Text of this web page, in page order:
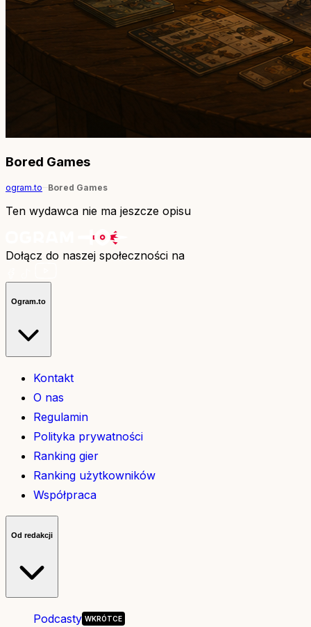
Bored Games
ogram.to Bored Games
Ten wydawca nie ma jeszcze opisu
Dołącz do naszej społeczności na
Ogram.to
Kontakt
O nas
Regulamin
Polityka prywatności
Ranking gier
Ranking użytkowników
Współpraca
Od redakcji
Podcasty